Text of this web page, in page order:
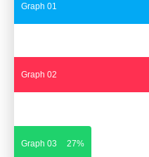
Graph 01
Graph 02
Graph 03 27%